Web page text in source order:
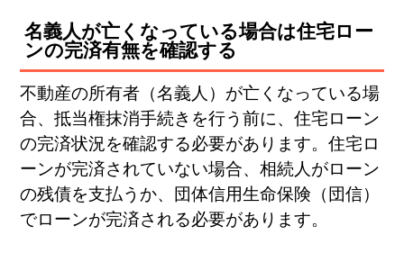
名義人が亡くなっている場合は住宅ロー
ンの完済有無を確認する
不動産の所有者（名義人）が亡くなっている場
合、抵当権抹消手続きを行う前に、住宅ローン
の完済状況を確認する必要があります。住宅ロ
ーンが完済されていない場合、相続人がローン
の残債を支払うか、団体信用生命保険（団信）
でローンが完済される必要があります。